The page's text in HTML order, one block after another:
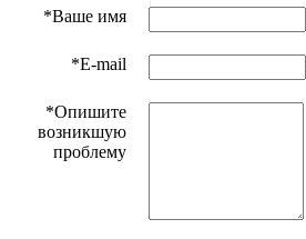
*Ваше имя
*E-mail
*Опишите
возникшую
проблему